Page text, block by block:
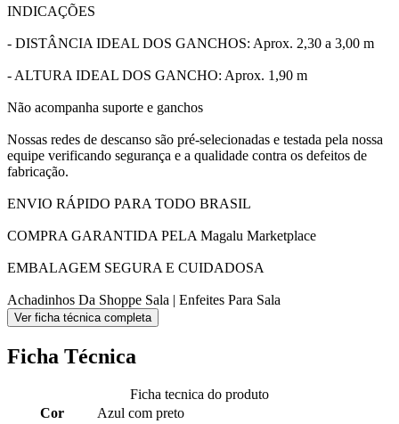
INDICAÇÕES
- DISTÂNCIA IDEAL DOS GANCHOS: Aprox. 2,30 a 3,00 m
- ALTURA IDEAL DOS GANCHO: Aprox. 1,90 m
Não acompanha suporte e ganchos
Nossas redes de descanso são pré-selecionadas e testada pela nossa
equipe verificando segurança e a qualidade contra os defeitos de
fabricação.
ENVIO RÁPIDO PARA TODO BRASIL
COMPRA GARANTIDA PELA Magalu Marketplace
EMBALAGEM SEGURA E CUIDADOSA
Achadinhos Da Shoppe Sala | Enfeites Para Sala
Ver ficha técnica completa
Ficha Técnica
Ficha tecnica do produto
Cor
Azul com preto